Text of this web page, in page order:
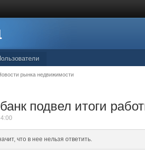
рынка недвижимости
подвел итоги
что в нее нельзя ответить.